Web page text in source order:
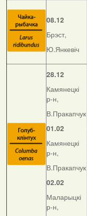
08.12
Брэст,
Ю.Янкевіч
28.12
Камянецкі
р-н,
В.Пракапчук
01.02
Камянецкі
р-н,
В.Пракапчук
02.02
Маларыцкі
р-н,